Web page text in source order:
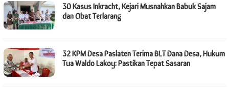
30 Kasus Inkracht, Kejari Musnahkan Babuk Sajam
dan Obat Terlarang
32 KPM Desa Paslaten Terima BLT Dana Desa, Hukum
Tua Waldo Lakoy: Pastikan Tepat Sasaran